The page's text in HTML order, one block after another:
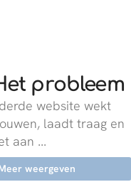
probleem
website wekt
laadt traag en
aan ...
weergeven